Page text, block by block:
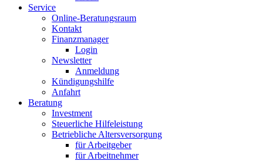
Service
Online-Beratungsraum
Kontakt
Finanzmanager
Login
Newsletter
Anmeldung
Kündigungshilfe
Anfahrt
Beratung
Investment
Steuerliche Hilfeleistung
Betriebliche Altersversorgung
für Arbeitgeber
für Arbeitnehmer